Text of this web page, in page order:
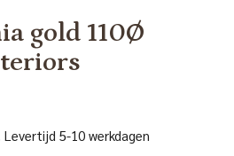
gold 110Ø
5-10 werkdagen